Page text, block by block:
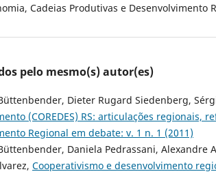
Cadeias Produtivas e Desenvolvimento
pelo mesmo(s) autor(es)
Dieter Rugard Siedenberg,
(COREDES) RS: articulações regionais,
Regional em debate: v. 1 n. 1 (2011)
Daniela Pedrassani, Alexandre
Cooperativismo e desenvolvimento